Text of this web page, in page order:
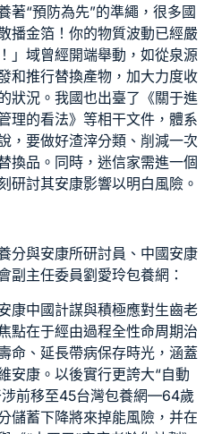
著“預防為先”的準繩，很多國
播金箔！你的物質波動已經嚴
」域曾經開端舉動，如從泉源
和推行替換產物，加大力度收
狀況。我國也出臺了《關于進
理的看法》等相干文件，體系
，要做好渣滓分類、削減一次
換品。同時，迷信家需進一個
研討其安康影響以明白風險。
分與安康所研討員、中國安康
副主任委員劉愛玲包養網 ：
康中國計謀與積極應對生齒老
點在于經由過程全性命周期治
命、延長帶病保存時光，涵蓋
安康。以後實行更誇大“自動
涉前移至45台灣包養網—64歲
儲蓄下降將來掉能風險，并在